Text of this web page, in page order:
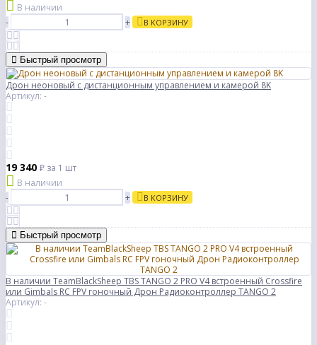
В наличии
-
+ В КОРЗИНУ
Быстрый просмотр
Дрон неоновый с дистанционным управлением и камерой 8K
Артикул: -
19 340 ₽ за 1 шт
В наличии
-
+ В КОРЗИНУ
Быстрый просмотр
В наличии TeamBlackSheep TBS TANGO 2 PRO V4 встроенный Crossfire
или Gimbals RC FPV гоночный Дрон Радиоконтроллер TANGO 2
Артикул: -